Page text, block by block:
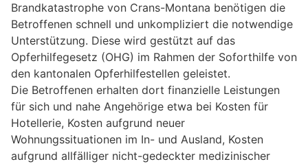
Brandkatastrophe von Crans-Montana benötigen die
Betroffenen schnell und unkompliziert die notwendige
Unterstützung. Diese wird gestützt auf das
Opferhilfegesetz (OHG) im Rahmen der Soforthilfe von
den kantonalen Opferhilfestellen geleistet.
Die Betroffenen erhalten dort finanzielle Leistungen
für sich und nahe Angehörige etwa bei Kosten für
Hotellerie, Kosten aufgrund neuer
Wohnungssituationen im In- und Ausland, Kosten
aufgrund allfälliger nicht-gedeckter medizinischer